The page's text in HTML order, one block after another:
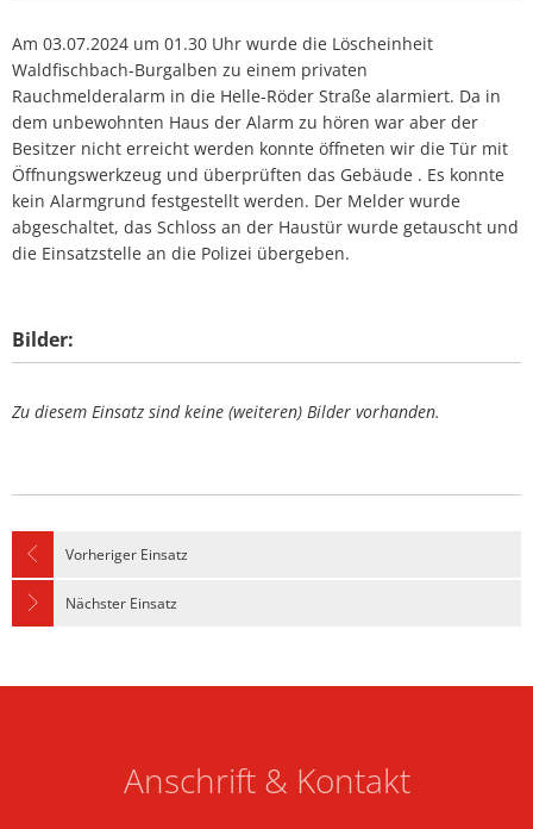
Am 03.07.2024 um 01.30 Uhr wurde die Löscheinheit
Waldfischbach-Burgalben zu einem privaten
Rauchmelderalarm in die Helle-Röder Straße alarmiert. Da in
dem unbewohnten Haus der Alarm zu hören war aber der
Besitzer nicht erreicht werden konnte öffneten wir die Tür mit
Öffnungswerkzeug und überprüften das Gebäude . Es konnte
kein Alarmgrund festgestellt werden. Der Melder wurde
abgeschaltet, das Schloss an der Haustür wurde getauscht und
die Einsatzstelle an die Polizei übergeben.
Bilder:
Zu diesem Einsatz sind keine (weiteren) Bilder vorhanden.
Vorheriger Einsatz
Nächster Einsatz
Anschrift & Kontakt